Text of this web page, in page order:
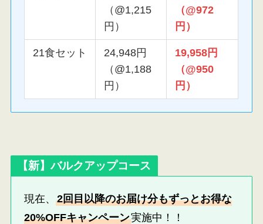
（@1,215
円）
（@972
円）
21食セット
24,948円
（@1,188
円）
19,958円
（@950
円）
【新】バルクアップコース
現在、2回目以降のお届け分もずっとお得な
20%OFFキャンペーン実施中！！